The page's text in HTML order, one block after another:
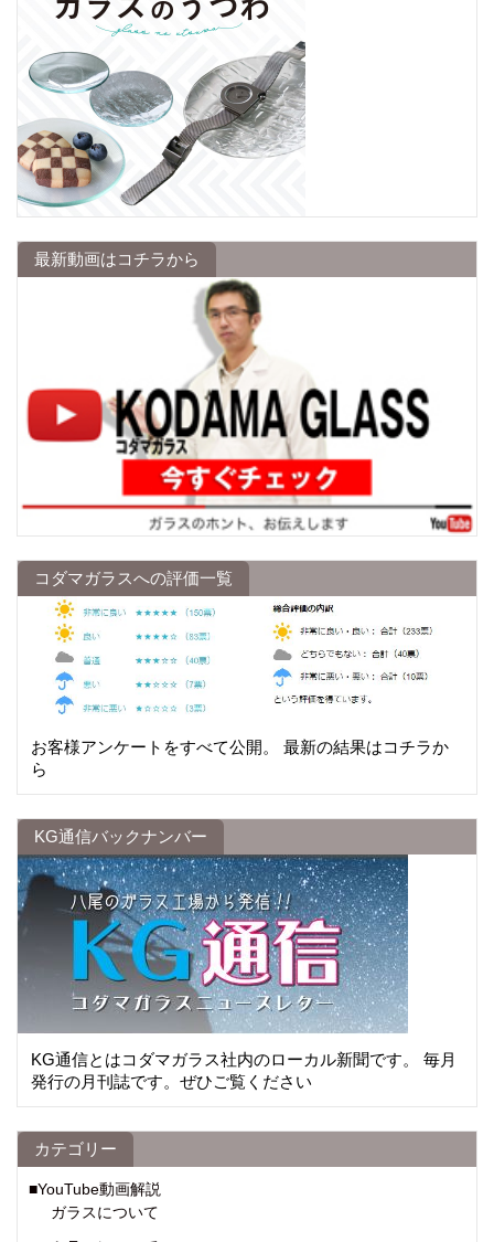
最新動画はコチラから
コダマガラスへの評価一覧
お客様アンケートをすべて公開。 最新の結果はコチラか
ら
KG通信バックナンバー
KG通信とはコダマガラス社内のローカル新聞です。 毎月
発行の月刊誌です。ぜひご覧ください
カテゴリー
■YouTube動画解説
ガラスについて